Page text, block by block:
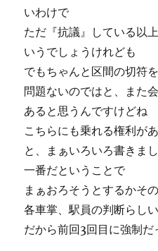
いわけで
ただ『抗議』している以
いうでしょうけれども
でもちゃんと区間の切符
問題ないのではと、また
あると思うんですけどね
こちらにも乗れる権利が
と、まぁいろいろ書きま
一番だということで
まぁおろそうとするかそ
各車掌、駅員の判断らし
だから前回3回目に強制